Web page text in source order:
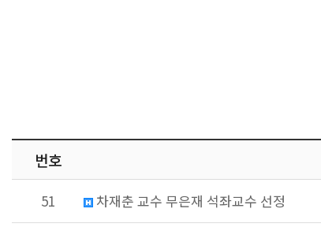
번호
51 차재춘 교수 무은재 석좌교수 선정